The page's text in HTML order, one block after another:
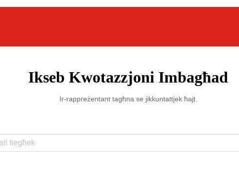
Ikseb Kwotazzjoni Imbagħad
Ir-rappreżentant tagħna se jikkuntattjek ħajt.